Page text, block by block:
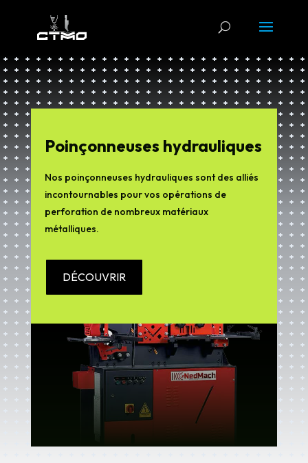
Poinçonneuses hydrauliques
Nos poinçonneuses hydrauliques sont des alliés
incontournables pour vos opérations de
perforation de nombreux matériaux
métalliques.
DÉCOUVRIR